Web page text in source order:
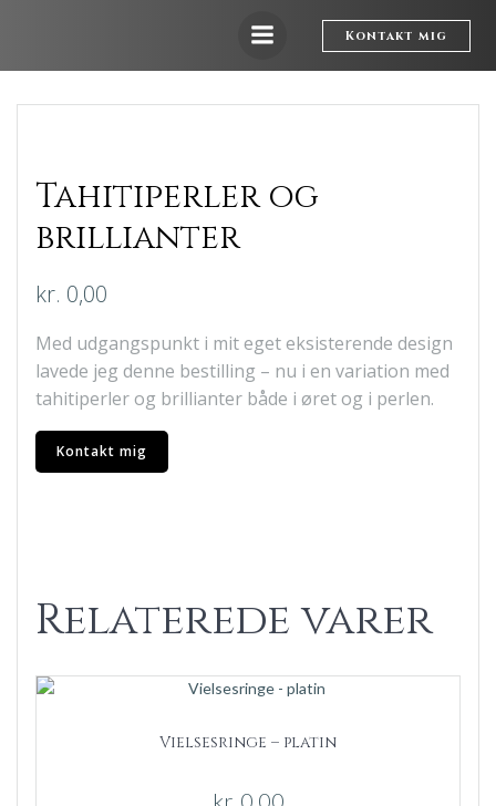
Kontakt mig
Tahitiperler og
brillianter
kr. 0,00
Med udgangspunkt i mit eget eksisterende design
lavede jeg denne bestilling – nu i en variation med
tahitiperler og brillianter både i øret og i perlen.
Kontakt mig
Relaterede varer
Vielsesringe – platin